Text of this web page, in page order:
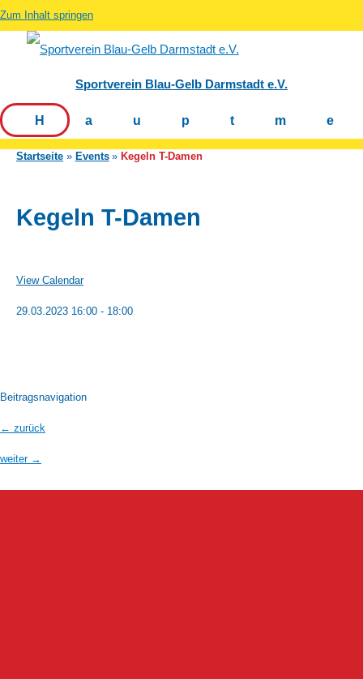
Zum Inhalt springen
Sportverein Blau-Gelb Darmstadt e.V.
Startseite Events Kegeln T-Damen
Kegeln T-Damen
View Calendar
29.03.2023 16:00 - 18:00
Beitragsnavigation
← zurück
weiter →